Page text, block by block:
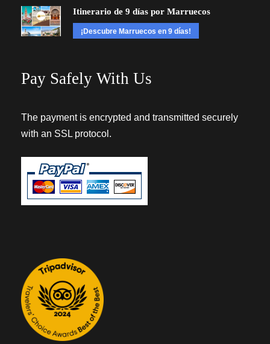
Itinerario de 9 días por Marruecos
¡Descubre Marruecos en 9 días!
Pay Safely With Us
The payment is encrypted and transmitted securely
with an SSL protocol.